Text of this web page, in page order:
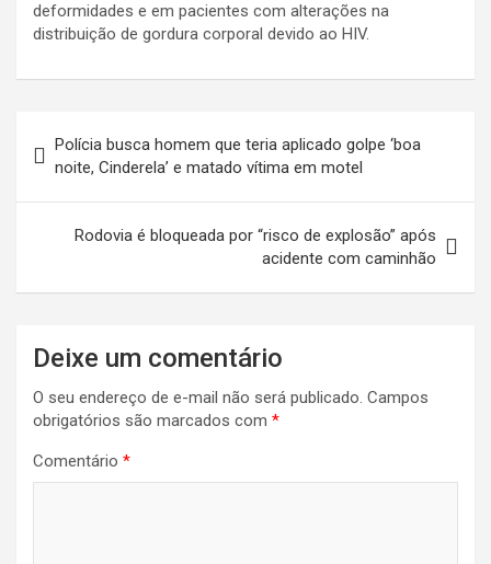
deformidades e em pacientes com alterações na
distribuição de gordura corporal devido ao HIV.
de
Post
Polícia busca homem que teria aplicado golpe ‘boa
noite, Cinderela’ e matado vítima em motel
Rodovia é bloqueada por “risco de explosão” após
acidente com caminhão
Deixe um comentário
O seu endereço de e-mail não será publicado. Campos
obrigatórios são marcados com *
Comentário *